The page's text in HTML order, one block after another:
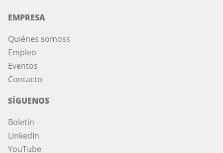
EMPRESA
Quiénes somoss
Empleo
Eventos
Contacto
SÍGUENOS
Boletín
LinkedIn
YouTube